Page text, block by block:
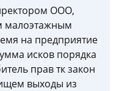
ООО,
малоэтажным
на предприятие
исков порядка
прав тк закон
выходы из